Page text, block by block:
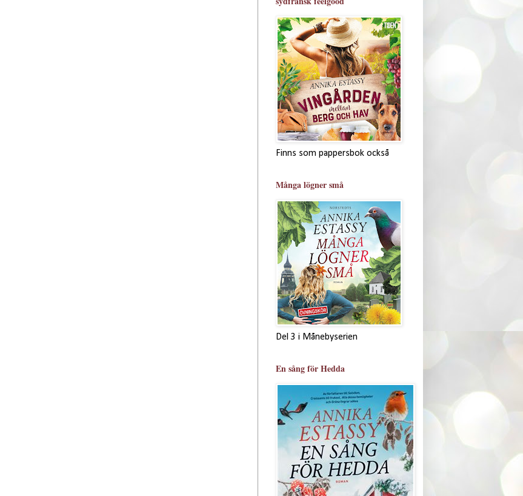
Finns som pappersbok också
Många lögner små
Del 3 i Månebyserien
En sång för Hedda